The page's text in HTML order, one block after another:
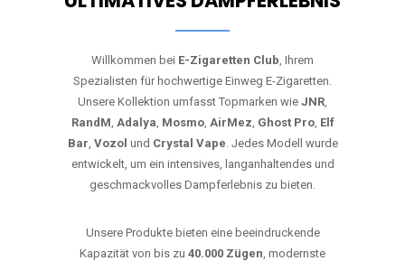
Willkommen bei E-Zigaretten Club, Ihrem
Spezialisten für hochwertige Einweg E-Zigaretten.
Unsere Kollektion umfasst Topmarken wie JNR,
RandM, Adalya, Mosmo, AirMez, Ghost Pro, Elf
Bar, Vozol und Crystal Vape. Jedes Modell wurde
entwickelt, um ein intensives, langanhaltendes und
geschmackvolles Dampferlebnis zu bieten.
Unsere Produkte bieten eine beeindruckende
Kapazität von bis zu 40.000 Zügen, modernste